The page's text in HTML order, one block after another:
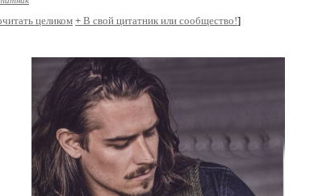
целиком+ В свой цитатник или сообщество!]